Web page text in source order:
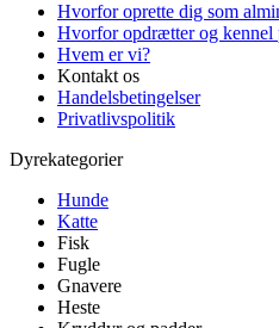
Hvorfor oprette dig som
Hvorfor opdrætter og kennel
Hvem er vi?
Kontakt os
Handelsbetingelser
Privatlivspolitik
Dyrekategorier
Hunde
Katte
Fisk
Fugle
Gnavere
Heste